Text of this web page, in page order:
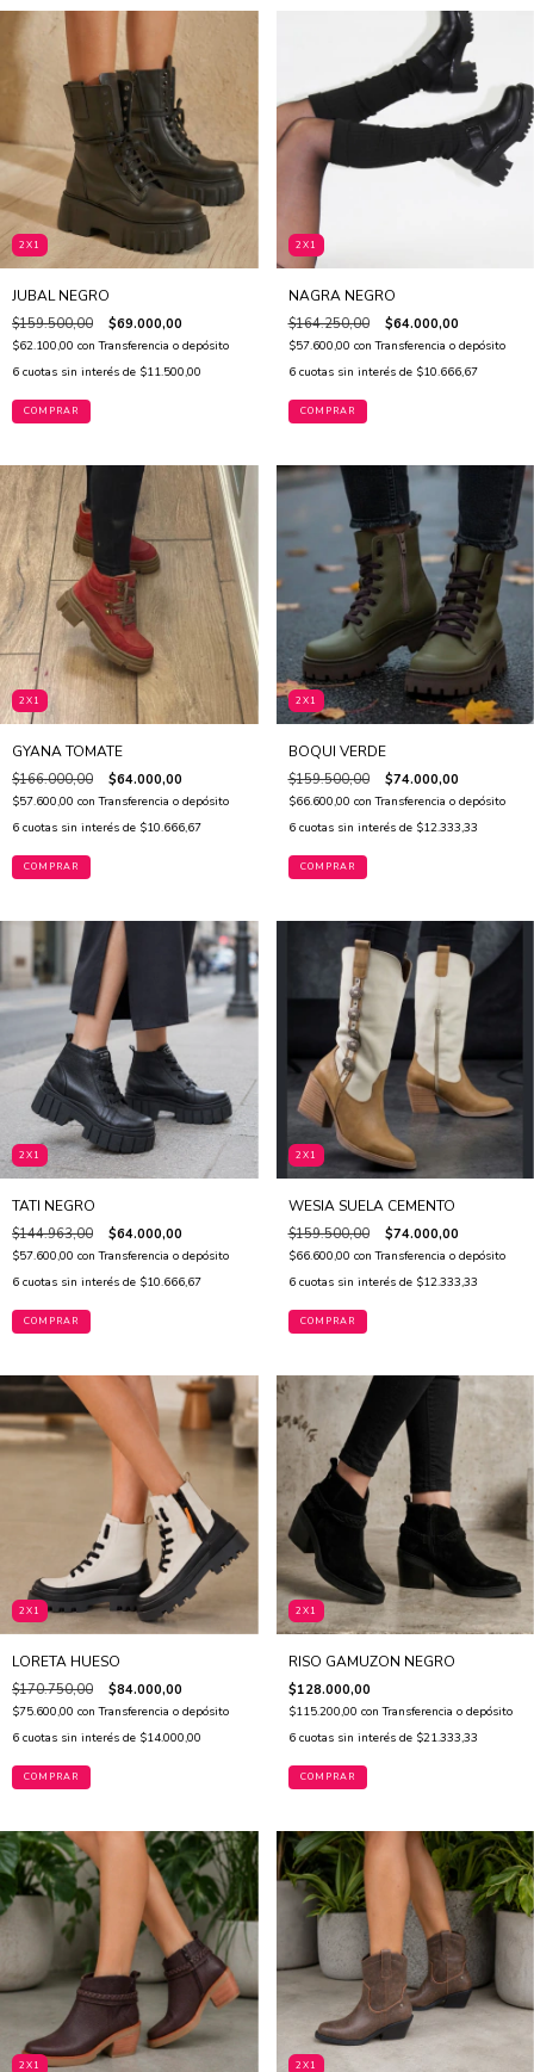
2X1
JUBAL NEGRO
$159.500,00 $69.000,00
$62.100,00 con Transferencia o depósito
6 cuotas sin interés de $11.500,00
COMPRAR
2X1
NAGRA NEGRO
$164.250,00 $64.000,00
$57.600,00 con Transferencia o depósito
6 cuotas sin interés de $10.666,67
COMPRAR
2X1
GYANA TOMATE
$166.000,00 $64.000,00
$57.600,00 con Transferencia o depósito
6 cuotas sin interés de $10.666,67
COMPRAR
2X1
BOQUI VERDE
$159.500,00 $74.000,00
$66.600,00 con Transferencia o depósito
6 cuotas sin interés de $12.333,33
COMPRAR
2X1
TATI NEGRO
$144.963,00 $64.000,00
$57.600,00 con Transferencia o depósito
6 cuotas sin interés de $10.666,67
COMPRAR
2X1
WESIA SUELA CEMENTO
$159.500,00 $74.000,00
$66.600,00 con Transferencia o depósito
6 cuotas sin interés de $12.333,33
COMPRAR
2X1
LORETA HUESO
$170.750,00 $84.000,00
$75.600,00 con Transferencia o depósito
6 cuotas sin interés de $14.000,00
COMPRAR
2X1
RISO GAMUZON NEGRO
$128.000,00
$115.200,00 con Transferencia o depósito
6 cuotas sin interés de $21.333,33
COMPRAR
2X1 2X1